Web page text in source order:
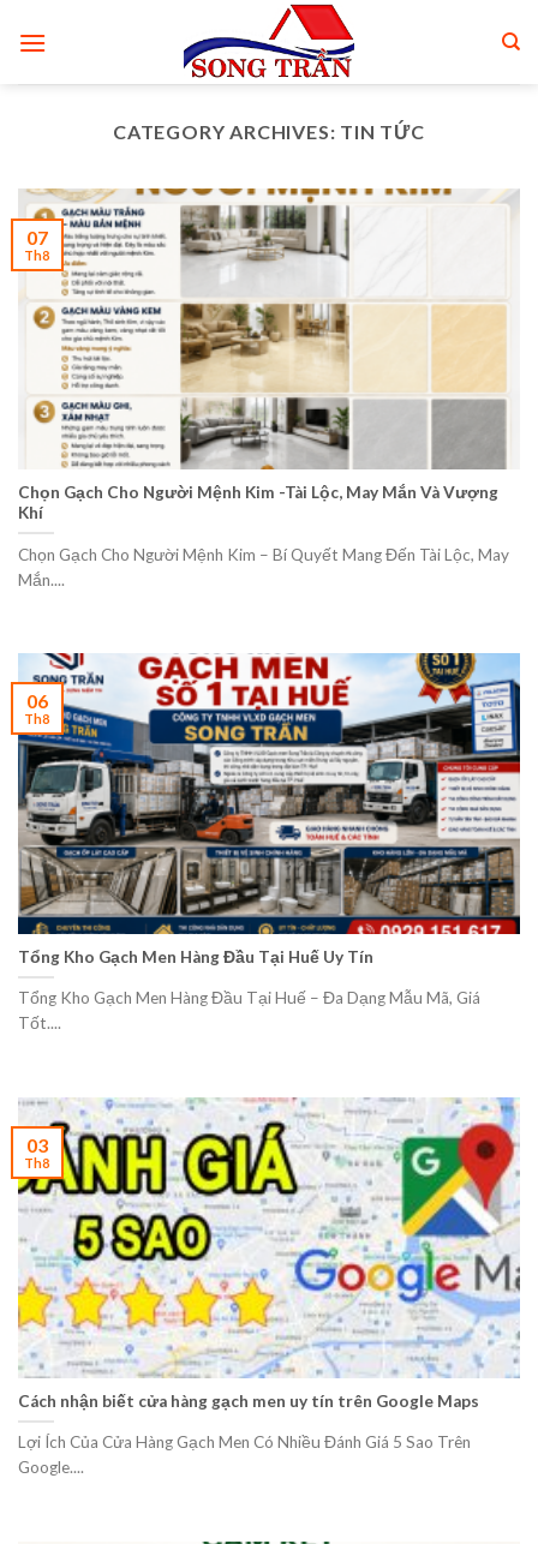
CATEGORY ARCHIVES: TIN TỨC
Chọn Gạch Cho Người Mệnh Kim -Tài Lộc, May Mắn Và Vượng
Khí
Chọn Gạch Cho Người Mệnh Kim – Bí Quyết Mang Đến Tài Lộc, May
Mắn....
07
Th8
Tổng Kho Gạch Men Hàng Đầu Tại Huế Uy Tín
Tổng Kho Gạch Men Hàng Đầu Tại Huế – Đa Dạng Mẫu Mã, Giá
Tốt....
06
Th8
Cách nhận biết cửa hàng gạch men uy tín trên Google Maps
Lợi Ích Của Cửa Hàng Gạch Men Có Nhiều Đánh Giá 5 Sao Trên
Google....
03
Th8